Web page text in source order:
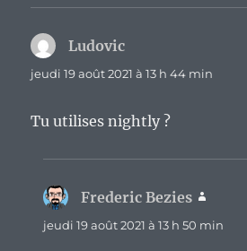
Ludovic
jeudi 19 août 2021 à 13 h 44 min
Tu utilises nightly ?
Frederic Bezies
jeudi 19 août 2021 à 13 h 50 min